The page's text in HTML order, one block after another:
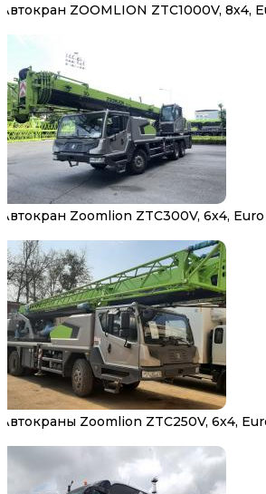
Автокран ZOOMLION ZTC1000V, 8х4,
Автокран Zoomlion ZTC300V, 6х4, Euro
Автокраны Zoomlion ZTC250V, 6х4,